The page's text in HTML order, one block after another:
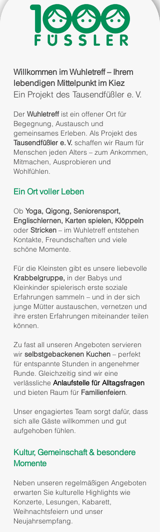
Willkommen im Wuhletreff – Ihrem
lebendigen Mittelpunkt im Kiez
Ein Projekt des Tausendfüßler e. V.
Der Wuhletreffist ein offener Ort für
Begegnung, Austausch und
gemeinsames Erleben. Als Projekt des
Tausendfüßler e. V. schaffen wir Raum für
Menschen jeden Alters – zum Ankommen,
Mitmachen, Ausprobieren und
Wohlfühlen.
Ein Ort voller Leben
Ob Yoga, Qigong, Seniorensport,
Englischlernen, Karten spielen, Klöppeln
oder Stricken – im Wuhletreff entstehen
Kontakte, Freundschaften und viele
schöne Momente.
Für die Kleinsten gibt es unsere liebevolle
Krabbelgruppe, in der Babys und
Kleinkinder spielerisch erste soziale
Erfahrungen sammeln – und in der sich
junge Mütter austauschen, vernetzen und
ihre ersten Erfahrungen miteinander teilen
können.
Zu fast all unseren Angeboten servieren
wir selbstgebackenen Kuchen – perfekt
für entspannte Stunden in angenehmer
Runde. Gleichzeitig sind wir eine
verlässliche Anlaufstelle für Alltagsfragen
und bieten Raum für Familienfeiern.
Unser engagiertes Team sorgt dafür, dass
sich alle Gäste willkommen und gut
aufgehoben fühlen.
Kultur, Gemeinschaft & besondere
Momente
Neben unseren regelmäßigen Angeboten
erwarten Sie kulturelle Highlights wie
Konzerte, Lesungen, Kabarett,
Weihnachtsfeiern und unser
Neujahrsempfang.